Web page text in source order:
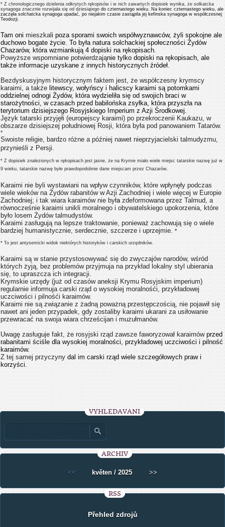
* Z chronologicznego dzielenia odkrytych rękopisów i w nich zawartych dopisiek wynika, że​​ solkatcka
synagoga znacznie rozwijała się od dziesiątego do czternastego wieku. Na koniec czternastego wieku, ale
zaczęła solchatcka synagoga upadać, po niejakim czasie zastąpila jej kefinska synagoga w współczesnej
Teodozji.
Tam oni mieszkali poza sporami swoich współwyznawców, żyli spokojne ale
duchowo bogate życie. To była natura solchackiej społeczności Żydów
Chazarów, która wzmiankują 4 dopiski na rękopisach.
Powyższe wspomniane potwierdzająnie tylko dopiski na rękopisach, ale
także informacje uzyskane z innych historycznych źródeł.
Bezdyskusyjnym historycznym faktem jest, że współczesny krymscy
karaimi, a także litewscy, wołyńscy i halicscy karaimi są potomkami
oddzielnej odnogi Żydów, która wydzieliła się od swojich braci w
starożytności, w czasach przed babilońska zsyłka, która przyszła na
terytorium dzisiejszego Rosyjskiego Imperium z Azji Środkowej.
Język tatarski przyjęłi (europejscy karaimi) po przekroczenii Kaukazu, w
obszarze dzisiejszej południowej Rosji, która była pod panowaniem Tatarów.
*
Swoiste religie, bardzo różne a później nawet nieprzyjacielski talmudyzmu,
przynieśli z Persji.
* Z dopisiek znalezionych w rękopisach jest jasne, że na Krymie miało wiele miejsc tatarskie nazwę już w
9 wieku, tatarskie nazwę byłe prawdopodobnie dane miejscam przez Chazarów.
Karaimi nie byli wystawiani na wpływ czynników, które wpłynęły podczas
wiele wieków na Żydów rabanitów w Azji Zachodniej i wiele więcej w Europie
Zachodniej; i tak wiara karaimów nie byłazdeformowana przez Talmud, a
równocześnie karaimi unikli moralnego i obywatelskiego upokorzenia, które
było losem Żydów talmudystów.
Karaimi zasługują na lepsze traktowanie, ponieważ zachowują się o wiele
bardziej humanistycznie, serdecznie, szczerze i uprzejmie. *
* To jest antysemicki widok niektórych historyków i carskich urzędników.
Karaimi są w stanie przystosowywać się do zwyczajów narodów, wśród
których żyją, bez problemów przyjmuja na przykład lokalny styl ubierania
się, to upraszcza ich integracji.
Krymskie urzędy (już od czasów aneksji Krymu Rosyjskim imperium)
regularnie informuja carski rząd o wysokiej moralnośći, przykładowej
uczciwości i pilnośći karaimów.
Karaimi nie są związanie z żadną poważną przestępczością, nie pojawił się
nawet ani jeden przypadek, gdy zostaliby karaimi ukarani za usiłowanie
przewracać na swoja wiara chrześcijan i muzułmanów.
Uwagę zasługuje fakt, że rosyjski rząd zawsze faworyzował karaimówprzed
rabanitami ściśle dla wysokiej moralności, przykładowej uczciwości i pilność
karaimów.
Z tej samej przyczyny dal im carski rząd wiele szczegółowych praw i
korzyści.
VYHLEDÁVÁNÍ
ARCHIV
<< květen / 2025 >>
RSS
Přehled zdrojů